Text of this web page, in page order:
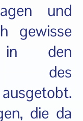
und
gewisse
in den
des
die da